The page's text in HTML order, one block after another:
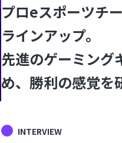
プロeスポーツチ
ラインアップ。
先進のゲーミング
め、勝利の感覚を
INTERVIEW